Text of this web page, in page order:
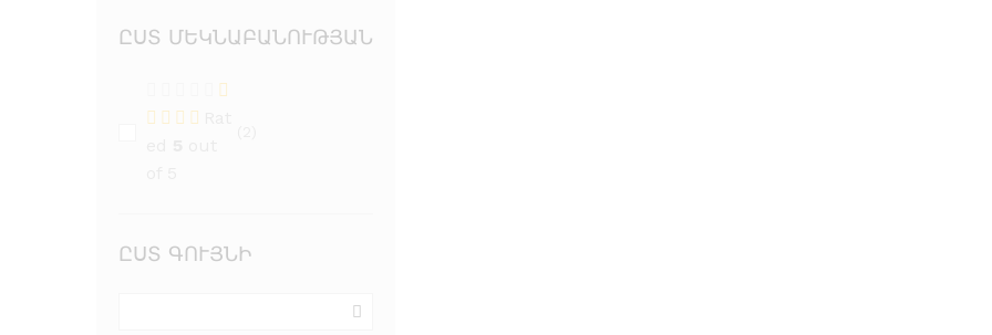
ԸՍՏ ՄԵԿՆԱԲԱՆՈՒԹՅԱՆ
ԸՍՏ ԳՈՒՅՆԻ